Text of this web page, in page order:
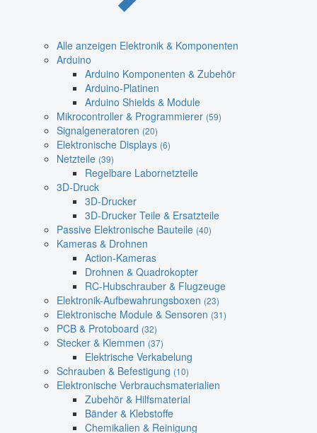
Alle anzeigen Elektronik & Komponenten
Arduino
Arduino Komponenten & Zubehör
Arduino-Platinen
Arduino Shields & Module
Mikrocontroller & Programmierer (59)
Signalgeneratoren (20)
Elektronische Displays (6)
Netzteile (39)
Regelbare Labornetzteile
3D-Druck
3D-Drucker
3D-Drucker Teile & Ersatzteile
Passive Elektronische Bauteile (40)
Kameras & Drohnen
Action-Kameras
Drohnen & Quadrokopter
RC-Hubschrauber & Flugzeuge
Elektronik-Aufbewahrungsboxen (23)
Elektronische Module & Sensoren (31)
PCB & Protoboard (32)
Stecker & Klemmen (37)
Elektrische Verkabelung
Schrauben & Befestigung (10)
Elektronische Verbrauchsmaterialien
Zubehör & Hilfsmaterial
Bänder & Klebstoffe
Chemikalien & Reinigung